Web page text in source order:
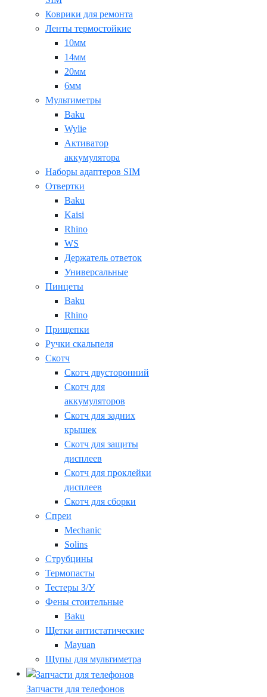
Коврики для ремонта
Ленты термостойкие
10мм
14мм
20мм
6мм
Мультиметры
Baku
Wylie
Активатор
аккумулятора
Наборы адаптеров SIM
Отвертки
Baku
Kaisi
Rhino
WS
Держатель ответок
Универсальные
Пинцеты
Baku
Rhino
Прищепки
Ручки скальпеля
Скотч
Скотч двусторонний
Скотч для
аккумуляторов
Скотч для задних
крышек
Скотч для защиты
дисплеев
Скотч для проклейки
дисплеев
Скотч для сборки
Спреи
Mechanic
Solins
Струбцины
Термопасты
Тестеры З/У
Фены стоительные
Baku
Щетки антистатические
Mayuan
Щупы для мультиметра
Запчасти для телефонов